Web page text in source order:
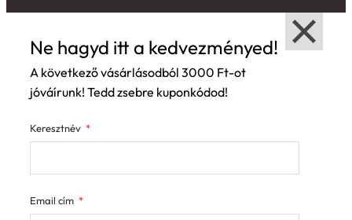
Ne hagyd itt a kedvezményed!
A következő vásárlásodból 3000 Ft-ot
jóváírunk! Tedd zsebre kuponkódod!
Keresztnév
Email cím